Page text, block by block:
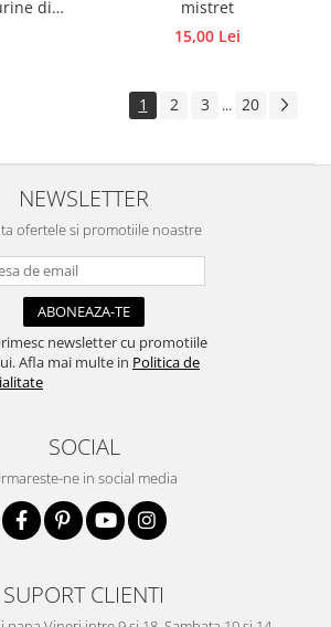
din
beton,
mistret
15,00 Lei
1 2 3 ... 20
NEWSLETTER
ofertele si promotiile noastre
newsletter cu promotiile
Afla mai multe in Politica de
SOCIAL
ne in social media
SUPORT CLIENTI